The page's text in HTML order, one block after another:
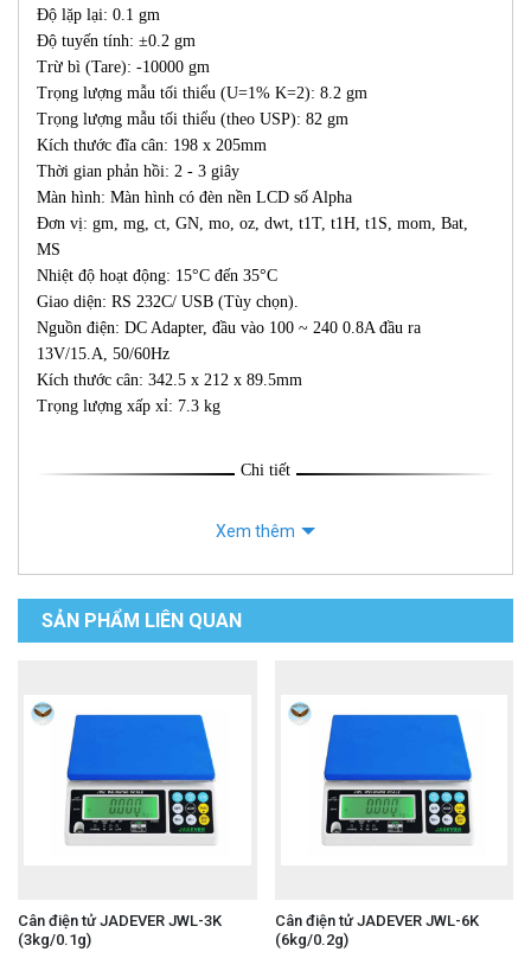
Độ lặp lại: 0.1 gm
Độ tuyến tính: ±0.2 gm
Trừ bì (Tare): -10000 gm
Trọng lượng mẫu tối thiểu (U=1% K=2): 8.2 gm
Trọng lượng mẫu tối thiểu (theo USP): 82 gm
Kích thước đĩa cân: 198 x 205mm
Thời gian phản hồi: 2 - 3 giây
Màn hình: Màn hình có đèn nền LCD số Alpha
Đơn vị: gm, mg, ct, GN, mo, oz, dwt, t1T, t1H, t1S, mom, Bat,
MS
Nhiệt độ hoạt động: 15°C đến 35°C
Giao diện: RS 232C/ USB (Tùy chọn).
Nguồn điện: DC Adapter, đầu vào 100 ~ 240 0.8A đầu ra
13V/15.A, 50/60Hz
Kích thước cân: 342.5 x 212 x 89.5mm
Trọng lượng xấp xỉ: 7.3 kg
Chi tiết
Xem thêm
SẢN PHẨM LIÊN QUAN
Cân điện tử JADEVER JWL-3K
(3kg/0.1g)
Cân điện tử JADEVER JWL-6K
(6kg/0.2g)